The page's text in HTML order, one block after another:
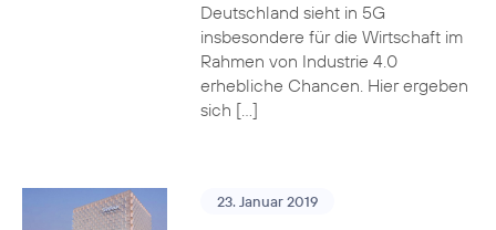
Deutschland sieht in 5G
insbesondere für die Wirtschaft im
Rahmen von Industrie 4.0
erhebliche Chancen. Hier ergeben
sich […]
23. Januar 2019